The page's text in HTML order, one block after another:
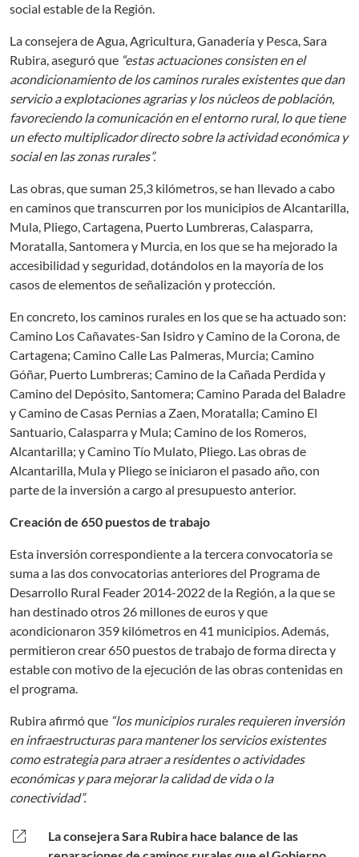
social estable de la Región.
La consejera de Agua, Agricultura, Ganadería y Pesca, Sara
Rubira, aseguró que “estas actuaciones consisten en el
acondicionamiento de los caminos rurales existentes que dan
servicio a explotaciones agrarias y los núcleos de población,
favoreciendo la comunicación en el entorno rural, lo que tiene
un efecto multiplicador directo sobre la actividad económica y
social en las zonas rurales”.
Las obras, que suman 25,3 kilómetros, se han llevado a cabo
en caminos que transcurren por los municipios de Alcantarilla,
Mula, Pliego, Cartagena, Puerto Lumbreras, Calasparra,
Moratalla, Santomera y Murcia, en los que se ha mejorado la
accesibilidad y seguridad, dotándolos en la mayoría de los
casos de elementos de señalización y protección.
En concreto, los caminos rurales en los que se ha actuado son:
Camino Los Cañavates-San Isidro y Camino de la Corona, de
Cartagena; Camino Calle Las Palmeras, Murcia; Camino
Góñar, Puerto Lumbreras; Camino de la Cañada Perdida y
Camino del Depósito, Santomera; Camino Parada del Baladre
y Camino de Casas Pernias a Zaen, Moratalla; Camino El
Santuario, Calasparra y Mula; Camino de los Romeros,
Alcantarilla; y Camino Tío Mulato, Pliego. Las obras de
Alcantarilla, Mula y Pliego se iniciaron el pasado año, con
parte de la inversión a cargo al presupuesto anterior.
Creación de 650 puestos de trabajo
Esta inversión correspondiente a la tercera convocatoria se
suma a las dos convocatorias anteriores del Programa de
Desarrollo Rural Feader 2014-2022 de la Región, a la que se
han destinado otros 26 millones de euros y que
acondicionaron 359 kilómetros en 41 municipios. Además,
permitieron crear 650 puestos de trabajo de forma directa y
estable con motivo de la ejecución de las obras contenidas en
el programa.
Rubira afirmó que “los municipios rurales requieren inversión
en infraestructuras para mantener los servicios existentes
como estrategia para atraer a residentes o actividades
económicas y para mejorar la calidad de vida o la
conectividad”.
open_in_new
La consejera Sara Rubira hace balance de las